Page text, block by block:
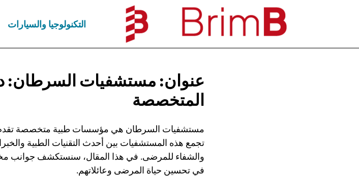
التكنولوجيا والسيارات
عنوان: مستشفيات السرطان:
المتخصصة
مستشفيات السرطان هي مؤسسات طبية متخصصة تقدم
تجمع هذه المستشفيات بين أحدث التقنيات الطبية
والشفاء للمرضى. في هذا المقال، سنستكشف جوانب
في تحسين حياة المرضى وعائلاتهم.